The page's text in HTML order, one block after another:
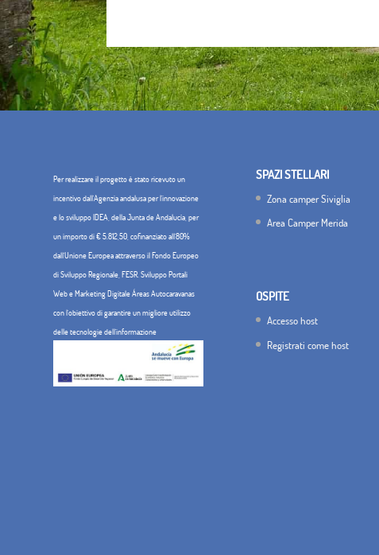
Per realizzare il progetto è stato ricevuto un
incentivo dall'Agenzia andalusa per l'innovazione
e lo sviluppo IDEA, della Junta de Andalucía, per
un importo di € 5.812,50, cofinanziato all'80%
dall'Unione Europea attraverso il Fondo Europeo
di Sviluppo Regionale, FESR. Sviluppo Portali
Web e Marketing Digitale Áreas Autocaravanas
con l'obiettivo di garantire un migliore utilizzo
delle tecnologie dell'informazione
SPAZI STELLARI
Zona camper Siviglia
Area Camper Merida
OSPITE
Accesso host
Registrati come host